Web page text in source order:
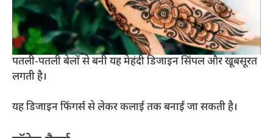
पतली-पतली बेलों से बनी यह मेहंदी डिजाइन सिंपल और खूबसूरत
लगती है।
यह डिजाइन फिंगर्स से लेकर कलाई तक बनाई जा सकती है।